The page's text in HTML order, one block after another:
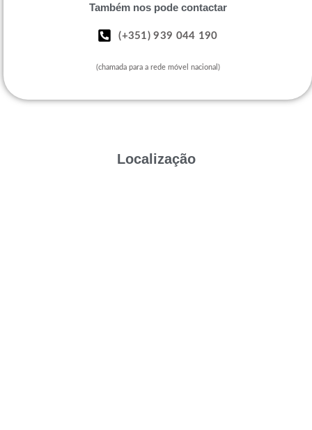
Também nos pode contactar
(+351) 939 044 190
(chamada para a rede móvel nacional)
Localização